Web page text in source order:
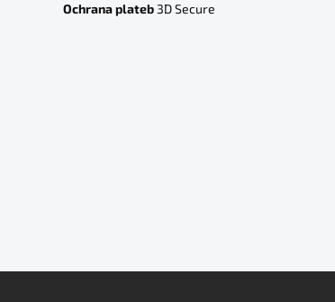
Ochrana plateb3D Secure